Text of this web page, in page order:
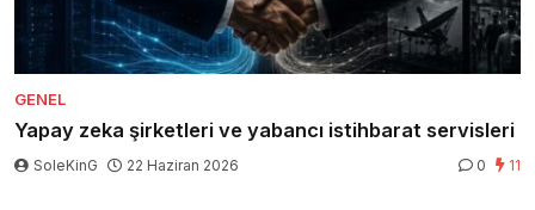
GENEL
Yapay zeka şirketleri ve yabancı istihbarat servisleri
SoleKinG 22 Haziran 2026 0 11